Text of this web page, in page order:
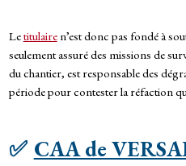
Letitulairen’est donc pas fondé à
seulement assuré des missions de
du chantier, est responsable des
période pour contester la réfaction
✅ CAA de